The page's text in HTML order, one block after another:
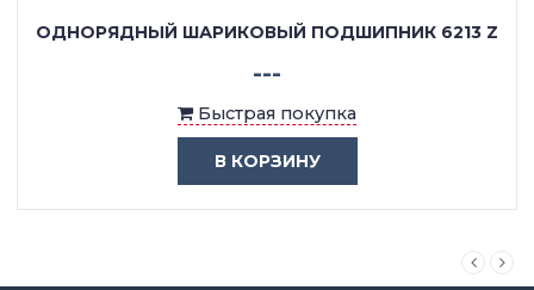
ОДНОРЯДНЫЙ ШАРИКОВЫЙ ПОДШИПНИК 6213 Z
---
Быстрая покупка
В КОРЗИНУ